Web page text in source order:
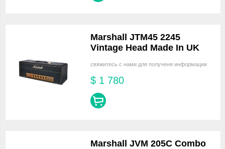
Marshall JTM45 2245
Vintage Head Made In UK
свяжитесь с нами для полученя информации
$ 1 780
Marshall JVM 205C Combo